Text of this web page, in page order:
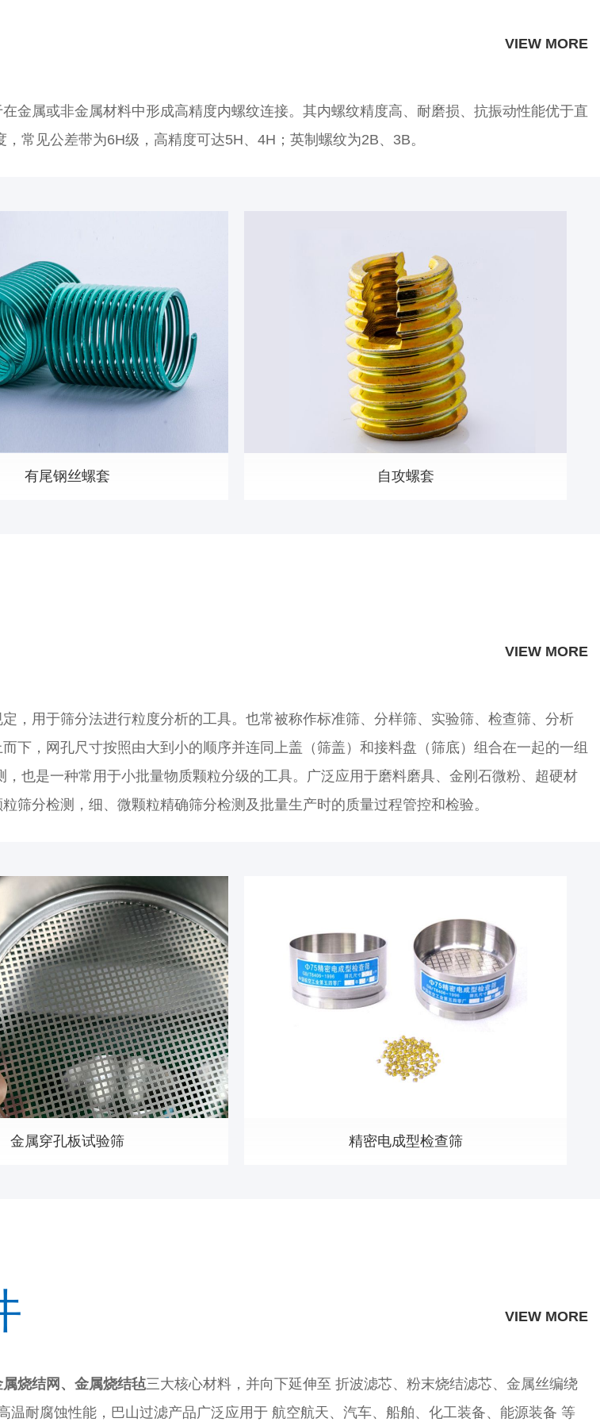
VIEW MORE
金属或非金属材料中形成高精度内螺纹连接。其内螺纹精度高、耐磨损、抗振动性能优于直
常见公差带为6H级，高精度可达5H、4H；英制螺纹为2B、3B。
有尾钢丝螺套 自攻螺套
VIEW MORE
，用于筛分法进行粒度分析的工具。也常被称作标准筛、分样筛、实验筛、检查筛、分析
下，网孔尺寸按照由大到小的顺序并连同上盖（筛盖）和接料盘（筛底）组合在一起的一组
也是一种常用于小批量物质颗粒分级的工具。广泛应用于磨料磨具、金刚石微粉、超硬材
分检测，细、微颗粒精确筛分检测及批量生产时的质量过程管控和检验。
金属穿孔板试验筛 精密电成型检查筛
VIEW MORE
烧结网、金属烧结毡三大核心材料，并向下延伸至 折波滤芯、粉末烧结滤芯、金属丝编绕
耐腐蚀性能，巴山过滤产品广泛应用于 航空航天、汽车、船舶、化工装备、能源装备 等